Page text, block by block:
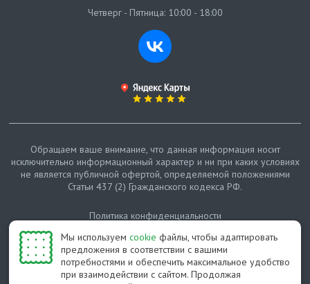
Мы используем cookie файлы, чтобы адаптировать
предложения в соответствии с вашими
потребностями и обеспечить максимальное удобство
при взаимодействии с сайтом. Продолжая
Четверг - Пятница: 10:00 - 18:00
© Протепло-СПб, 2011-2026
Обращаем ваше внимание, что данная информация носит
исключительно информационный характер и ни при каких условиях
не является публичной офертой, определяемой положениями
Статьи 437 (2) Гражданского кодекса РФ.
Политика конфиденциальности
Карта сайта